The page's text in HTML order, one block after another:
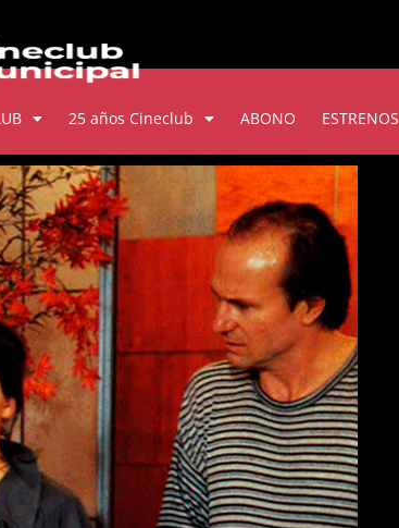
25 años Cineclub ABONO ESTRENOS